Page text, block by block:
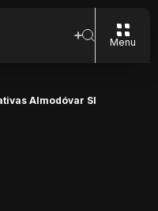
Menu
Almodóvar SI